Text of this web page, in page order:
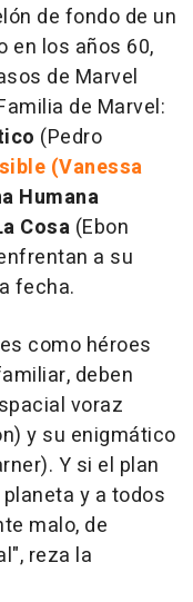
de fondo de un
en los años 60,
de Marvel
de Marvel:
(Pedro
(Vanessa
Humana
Cosa (Ebon
a su
fecha.
como héroes
deben
voraz
y su enigmático
Y si el plan
y a todos
malo, de
reza la